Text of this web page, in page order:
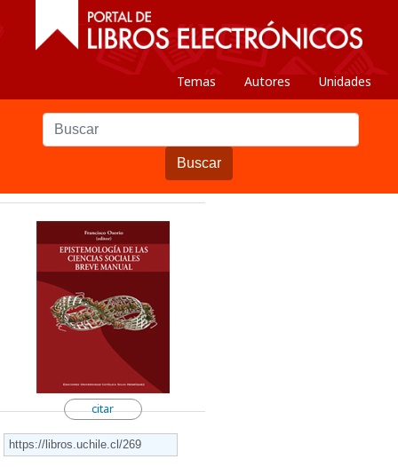
Temas Autores Unidades
Buscar
citar